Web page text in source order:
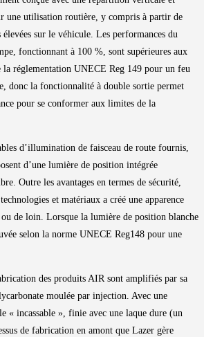
une utilisation routière, y compris à partir de
sur le véhicule. Les performances du
fonctionnant à 100 %, sont supérieures aux
la réglementation UNECE Reg 149 pour un feu
donc la fonctionnalité à double sortie permet
pour se conformer aux limites de la
d’illumination de faisceau de route fournis,
d’une lumière de position intégrée
Outre les avantages en termes de sécurité,
et matériaux a créé une apparence
de loin. Lorsque la lumière de position blanche
selon la norme UNECE Reg148 pour une
des produits AIR sont amplifiés par sa
moulée par injection. Avec une
« incassable », finie avec une laque dure (un
de fabrication en amont que Lazer gère